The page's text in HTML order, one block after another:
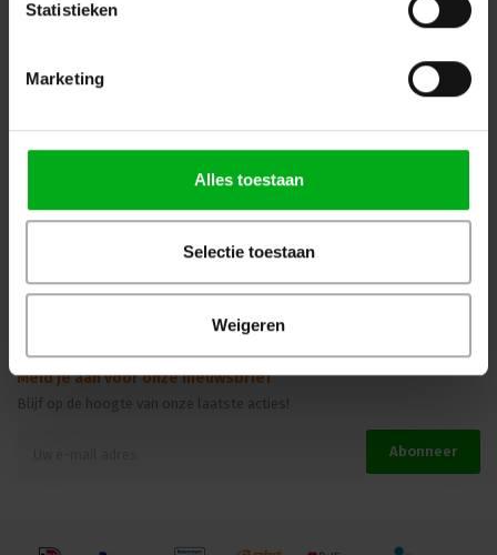
Statistieken
Marketing
Alles toestaan
Selectie toestaan
Weigeren
Over Podiumtechniek
Veilig winkelen
Meld je aan voor onze nieuwsbrief
Blijf op de hoogte van onze laatste acties!
Abonneer